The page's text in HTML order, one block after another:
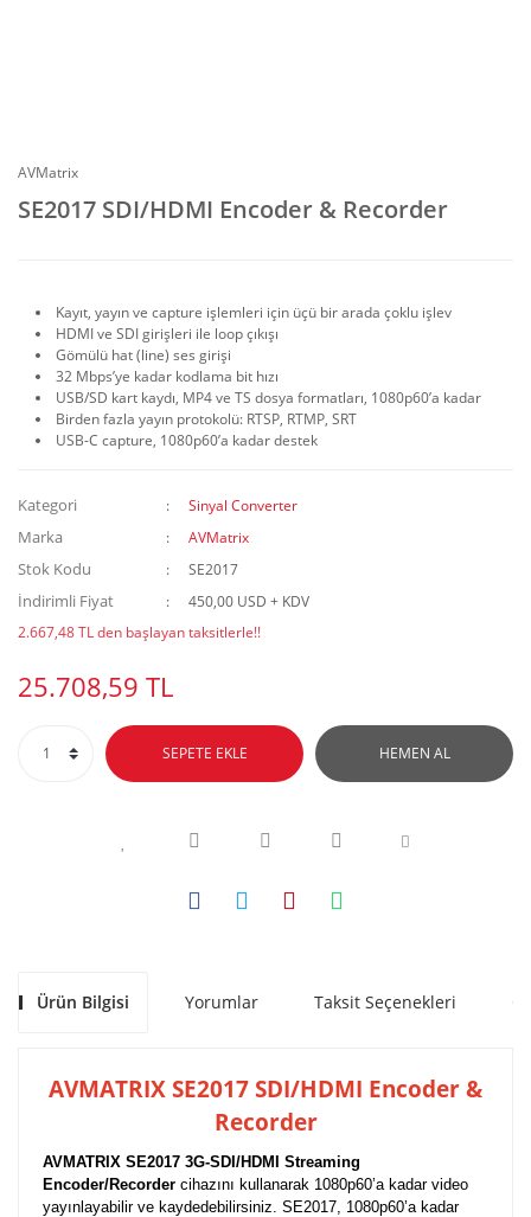
AVMatrix
SE2017 SDI/HDMI Encoder & Recorder
Kayıt, yayın ve capture işlemleri için üçü bir arada çoklu işlev
HDMI ve SDI girişleri ile loop çıkışı
Gömülü hat (line) ses girişi
32 Mbps’ye kadar kodlama bit hızı
USB/SD kart kaydı, MP4 ve TS dosya formatları, 1080p60’a kadar
Birden fazla yayın protokolü: RTSP, RTMP, SRT
USB-C capture, 1080p60’a kadar destek
Kategori Sinyal Converter
Marka AVMatrix
Stok Kodu SE2017
İndirimli Fiyat
450,00 USD + KDV
2.667,48 TL den başlayan taksitlerle!!
25.708,59 TL
SEPETE EKLE HEMEN AL
Ürün Bilgisi Yorumlar Taksit Seçenekleri
AVMATRIX SE2017 SDI/HDMI Encoder &
Recorder
AVMATRIX SE2017 3G-SDI/HDMI Streaming
Encoder/Recorder cihazını kullanarak 1080p60’a kadar video
yayınlayabilir ve kaydedebilirsiniz. SE2017, 1080p60’a kadar